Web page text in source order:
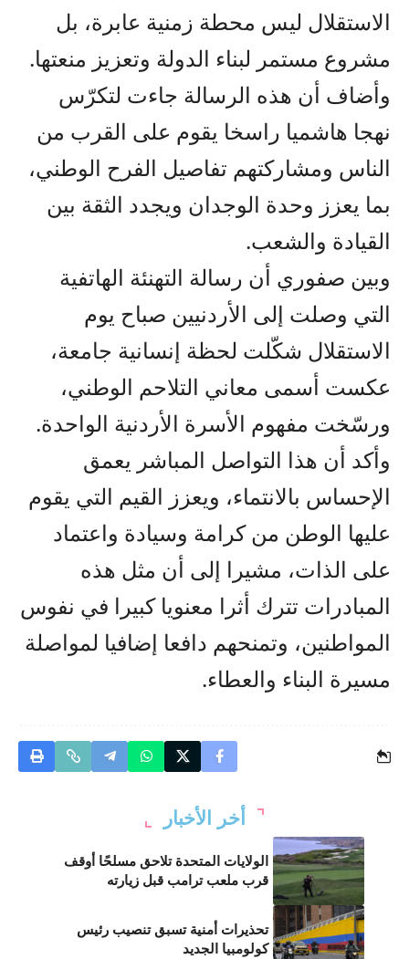
الاستقلال ليس محطة زمنية عابرة، بل
مشروع مستمر لبناء الدولة وتعزيز منعتها.
وأضاف أن هذه الرسالة جاءت لتكرّس
نهجا هاشميا راسخا يقوم على القرب من
الناس ومشاركتهم تفاصيل الفرح الوطني،
بما يعزز وحدة الوجدان ويجدد الثقة بين
القيادة والشعب.
وبين صفوري أن رسالة التهنئة الهاتفية
التي وصلت إلى الأردنيين صباح يوم
الاستقلال شكّلت لحظة إنسانية جامعة،
عكست أسمى معاني التلاحم الوطني،
ورسّخت مفهوم الأسرة الأردنية الواحدة.
وأكد أن هذا التواصل المباشر يعمق
الإحساس بالانتماء، ويعزز القيم التي يقوم
عليها الوطن من كرامة وسيادة واعتماد
على الذات، مشيرا إلى أن مثل هذه
المبادرات تترك أثرا معنويا كبيرا في نفوس
المواطنين، وتمنحهم دافعا إضافيا لمواصلة
مسيرة البناء والعطاء.
أخر الأخبار
الولايات المتحدة تلاحق مسلحًا أوقف
قرب ملعب ترامب قبل زيارته
تحذيرات أمنية تسبق تنصيب رئيس
كولومبيا الجديد